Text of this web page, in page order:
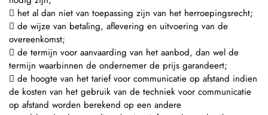
 het al dan niet van toepassing zijn van het herroepingsrecht;
 de wijze van betaling, aflevering en uitvoering van de
overeenkomst;
 de termijn voor aanvaarding van het aanbod, dan wel de
termijn waarbinnen de ondernemer de prijs garandeert;
 de hoogte van het tarief voor communicatie op afstand indien
de kosten van het gebruik van de techniek voor communicatie
op afstand worden berekend op een andere